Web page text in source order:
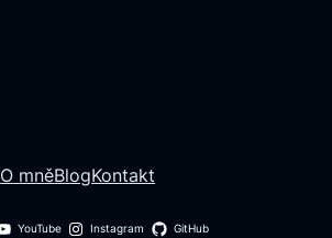
O mněBlogKontakt
YouTube Instagram GitHub